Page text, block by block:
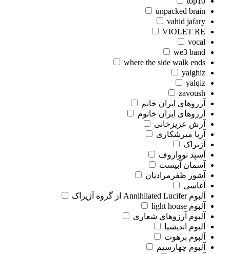
unpacked brain
vahid jafary
VIOLET RE
vocal
we3 band
where the side walk ends
yalghiz
yalqiz
zavoush
آرزوهای ایران خانم
آرزوهای ایران خانوم
آرش عزیزخانی
آریا میرشکاری
آژیراک
آسپد نوواروف
آسمان آبیست
آشور ظفرمرادیان
آغاسی
آلبوم Annihilated Lucifer از گروه آژیراک
آلبوم light house
آلبوم آرزوهای شعاری
آلبوم اندیشیا
آلبوم برهوت
آلبوم چهارسیم